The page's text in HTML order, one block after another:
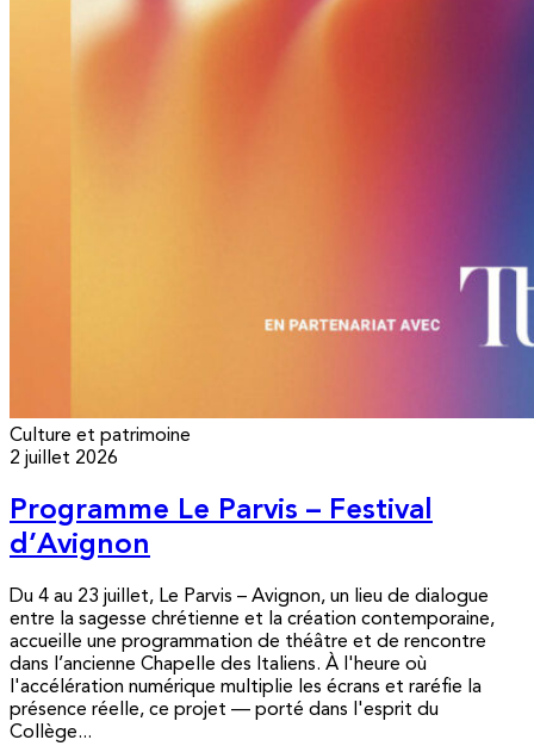
Culture et patrimoine
2 juillet 2026
Programme Le Parvis – Festival
d’Avignon
Du 4 au 23 juillet, Le Parvis – Avignon, un lieu de dialogue
entre la sagesse chrétienne et la création contemporaine,
accueille une programmation de théâtre et de rencontre
dans l’ancienne Chapelle des Italiens. À l'heure où
l'accélération numérique multiplie les écrans et raréfie la
présence réelle, ce projet — porté dans l'esprit du
Collège...